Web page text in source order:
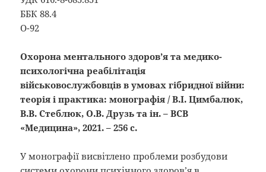
ББК 88.4
О-92
Охорона ментального здоров’я та медико-
психологічна реабілітація
військовослужбовців в умовах гібридної війни:
теорія і практика: монографія / В.I. Цимбалюк,
В.В. Стеблюк, О.В. Друзь та ін. – ВСВ
«Медицина», 2021. – 256 с.
У монографії висвітлено проблеми розбудови